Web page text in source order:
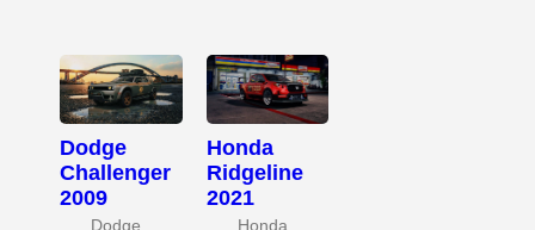
Dodge
Challenger
2009
Dodge
Honda
Ridgeline
2021
Honda